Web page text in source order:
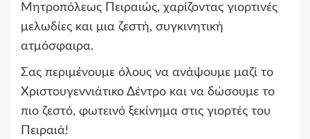
Μητροπόλεως Πειραιώς, χαρίζοντας γιορτινές
μελωδίες και μια ζεστή, συγκινητική
ατμόσφαιρα.
Σας περιμένουμε όλους να ανάψουμε μαζί το
Χριστουγεννιάτικο Δέντρο και να δώσουμε το
πιο ζεστό, φωτεινό ξεκίνημα στις γιορτές του
Πειραιά!